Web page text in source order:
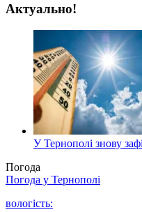
Актуально!
У Тернополі знову
Погода
Погода у Тернополі
вологість: